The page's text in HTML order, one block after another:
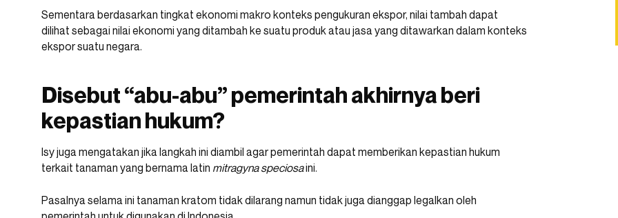
Sementara berdasarkan tingkat ekonomi makro konteks pengukuran ekspor, nilai tambah dapat
dilihat sebagai nilai ekonomi yang ditambah ke suatu produk atau jasa yang ditawarkan dalam konteks
ekspor suatu negara.
Disebut “abu-abu” pemerintah akhirnya beri
kepastian hukum?
Isy juga mengatakan jika langkah ini diambil agar pemerintah dapat memberikan kepastian hukum
terkait tanaman yang bernama latin mitragyna speciosaini.
Pasalnya selama ini tanaman kratom tidak dilarang namun tidak juga dianggap legalkan oleh